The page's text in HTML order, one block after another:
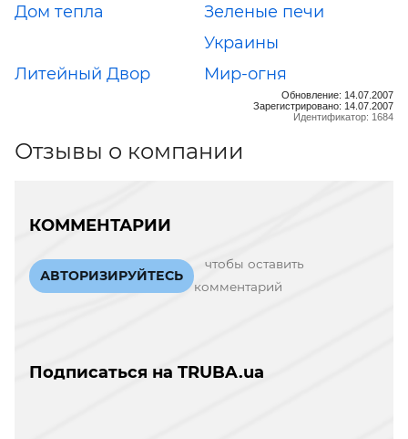
Дом тепла
Зеленые печи
Украины
Литейный Двор
Мир-огня
Обновление: 14.07.2007
Зарегистрировано: 14.07.2007
Идентификатор: 1684
Отзывы о компании
КОММЕНТАРИИ
АВТОРИЗИРУЙТЕСЬ
чтобы оставить
комментарий
Подписаться на TRUBA.ua